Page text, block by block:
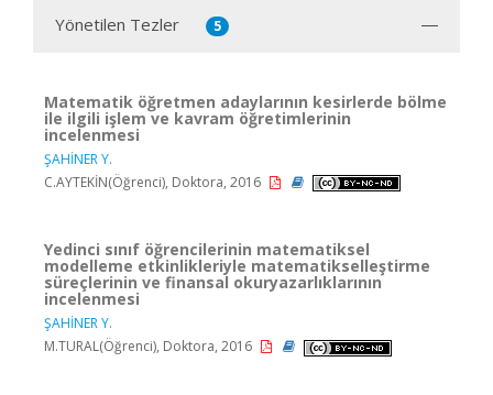
Yönetilen Tezler 5
Matematik öğretmen adaylarının kesirlerde bölme
ile ilgili işlem ve kavram öğretimlerinin
incelenmesi
ŞAHİNER Y.
C.AYTEKİN(Öğrenci), Doktora, 2016
Yedinci sınıf öğrencilerinin matematiksel
modelleme etkinlikleriyle matematikselleştirme
süreçlerinin ve finansal okuryazarlıklarının
incelenmesi
ŞAHİNER Y.
M.TURAL(Öğrenci), Doktora, 2016